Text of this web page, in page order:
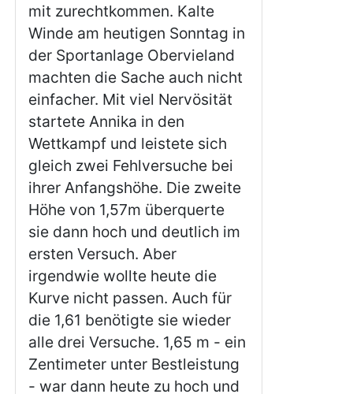
mit zurechtkommen. Kalte
Winde am heutigen Sonntag in
der Sportanlage Obervieland
machten die Sache auch nicht
einfacher. Mit viel Nervösität
startete Annika in den
Wettkampf und leistete sich
gleich zwei Fehlversuche bei
ihrer Anfangshöhe. Die zweite
Höhe von 1,57m überquerte
sie dann hoch und deutlich im
ersten Versuch. Aber
irgendwie wollte heute die
Kurve nicht passen. Auch für
die 1,61 benötigte sie wieder
alle drei Versuche. 1,65 m - ein
Zentimeter unter Bestleistung
- war dann heute zu hoch und